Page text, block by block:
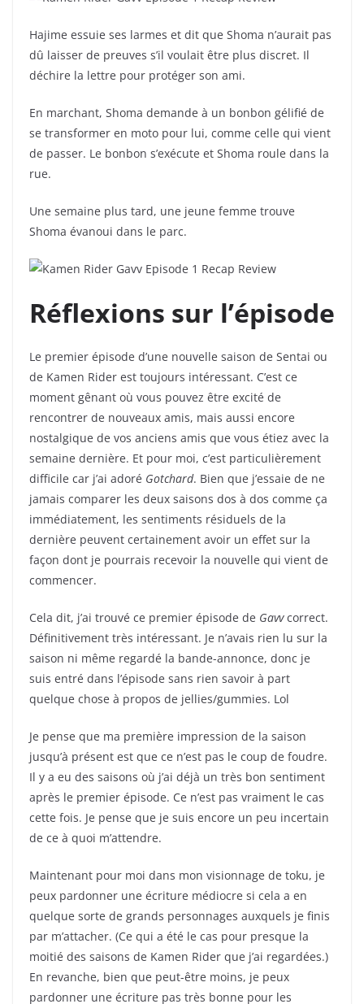
Hajime essuie ses larmes et dit que Shoma n’aurait pas
dû laisser de preuves s’il voulait être plus discret. Il
déchire la lettre pour protéger son ami.
En marchant, Shoma demande à un bonbon gélifié de
se transformer en moto pour lui, comme celle qui vient
de passer. Le bonbon s’exécute et Shoma roule dans la
rue.
Une semaine plus tard, une jeune femme trouve
Shoma évanoui dans le parc.
Réflexions sur l’épisode
Le premier épisode d’une nouvelle saison de Sentai ou
de Kamen Rider est toujours intéressant. C’est ce
moment gênant où vous pouvez être excité de
rencontrer de nouveaux amis, mais aussi encore
nostalgique de vos anciens amis que vous étiez avec la
semaine dernière. Et pour moi, c’est particulièrement
difficile car j’ai adoré Gotchard. Bien que j’essaie de ne
jamais comparer les deux saisons dos à dos comme ça
immédiatement, les sentiments résiduels de la
dernière peuvent certainement avoir un effet sur la
façon dont je pourrais recevoir la nouvelle qui vient de
commencer.
Cela dit, j’ai trouvé ce premier épisode de Gavvcorrect.
Définitivement très intéressant. Je n’avais rien lu sur la
saison ni même regardé la bande-annonce, donc je
suis entré dans l’épisode sans rien savoir à part
quelque chose à propos de jellies/gummies. Lol
Je pense que ma première impression de la saison
jusqu’à présent est que ce n’est pas le coup de foudre.
Il y a eu des saisons où j’ai déjà un très bon sentiment
après le premier épisode. Ce n’est pas vraiment le cas
cette fois. Je pense que je suis encore un peu incertain
de ce à quoi m’attendre.
Maintenant pour moi dans mon visionnage de toku, je
peux pardonner une écriture médiocre si cela a en
quelque sorte de grands personnages auxquels je finis
par m’attacher. (Ce qui a été le cas pour presque la
moitié des saisons de Kamen Rider que j’ai regardées.)
En revanche, bien que peut-être moins, je peux
pardonner une écriture pas très bonne pour les